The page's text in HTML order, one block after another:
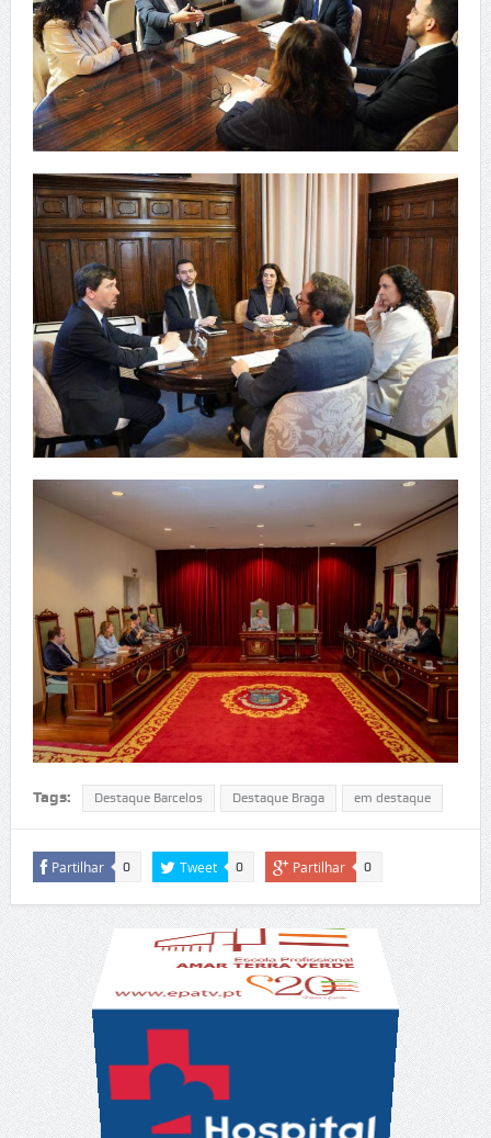
Tags: Destaque Barcelos Destaque Braga em destaque
Partilhar 0 Tweet 0 Partilhar 0